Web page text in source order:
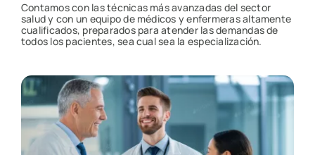
Contamos con las técnicas más avanzadas del sector
salud y con un equipo de médicos y enfermeras altamente
cualificados, preparados para atender las demandas de
todos los pacientes, sea cual sea la especialización.